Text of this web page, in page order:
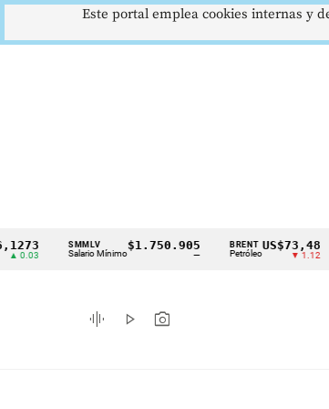
Cintillo
indicadores
económicos
SMMLV
Salario Mínimo
$1.750.905 BRENT
Petróleo
US$73,48
▼ 1.12
ORO
Onza
graphic_eq play_arrow photo_camera
Este portal emplea cookies internas y